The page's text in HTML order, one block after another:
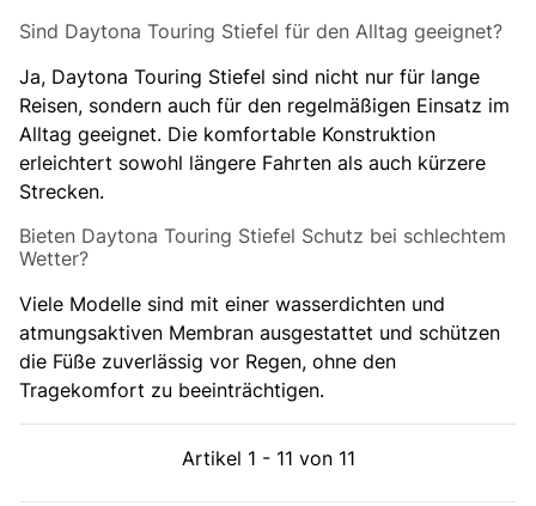
Sind Daytona Touring Stiefel für den Alltag geeignet?
Ja, Daytona Touring Stiefel sind nicht nur für lange
Reisen, sondern auch für den regelmäßigen Einsatz im
Alltag geeignet. Die komfortable Konstruktion
erleichtert sowohl längere Fahrten als auch kürzere
Strecken.
Bieten Daytona Touring Stiefel Schutz bei schlechtem
Wetter?
Viele Modelle sind mit einer wasserdichten und
atmungsaktiven Membran ausgestattet und schützen
die Füße zuverlässig vor Regen, ohne den
Tragekomfort zu beeinträchtigen.
Artikel 1 - 11 von 11